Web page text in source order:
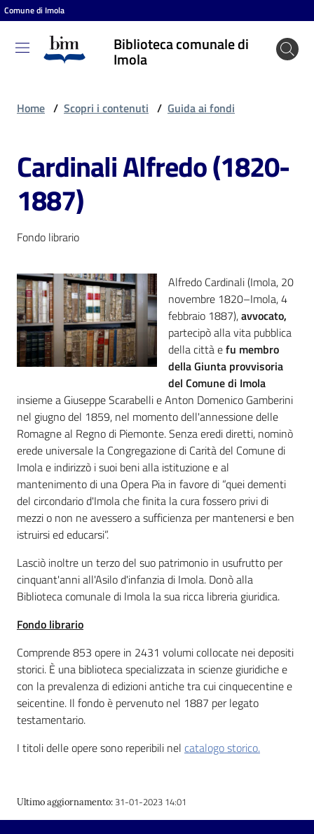
Vai al contenuto
Vai alla navigazione
Vai al footer
Comune di Imola
Biblioteca comunale di
Imola
Biblioteca
comunale
Entra
Cosa
puoi
fare
Scopri
i
contenuti
Risorse
online
Casa
Piani
Archivio
storico
Decentrate
Patto
per
la
lettura
Home / Scopri i contenuti / Guida ai fondi
Cardinali Alfredo (1820-
1887)
Fondo librario
Alfredo Cardinali (Imola, 20
novembre 1820–Imola, 4
febbraio 1887),avvocato,
partecipò alla vita pubblica
della città efu membro
della Giunta provvisoria
del Comune di Imola
insieme a Giuseppe Scarabelli e Anton Domenico Gamberini
nel giugno del 1859, nel momento dell'annessione delle
Romagne al Regno di Piemonte. Senza eredi diretti, nominò
erede universale la Congregazione di Carità del Comune di
Imola e indirizzò i suoi beni alla istituzione e al
mantenimento di una Opera Pia in favore di “quei dementi
del circondario d'Imola che finita la cura fossero privi di
mezzi o non ne avessero a sufficienza per mantenersi e ben
istruirsi ed educarsi”.
Lasciò inoltre un terzo del suo patrimonio in usufrutto per
cinquant'anni all'Asilo d'infanzia di Imola. Donò alla
Biblioteca comunale di Imola la sua ricca libreria giuridica.
Fondo librario
Comprende 853 opere in 2431 volumi collocate nei depositi
storici. È una biblioteca specializzata in scienze giuridiche e
con la prevalenza di edizioni antiche tra cui cinquecentine e
seicentine. Il fondo è pervenuto nel 1887 per legato
testamentario.
I titoli delle opere sono reperibili nel catalogo storico.
Ultimo aggiornamento: 31-01-2023 14:01